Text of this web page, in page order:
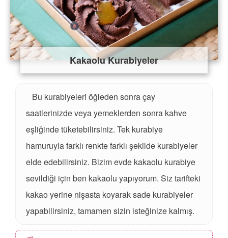
Kakaolu Kurabiyeler
Bu kurabiyeleri öğleden sonra çay
saatlerinizde veya yemeklerden sonra kahve
eşliğinde tüketebilirsiniz. Tek kurabiye
hamuruyla farklı renkte farklı şekilde kurabiyeler
elde edebilirsiniz. Bizim evde kakaolu kurabiye
sevildiği için ben kakaolu yapıyorum. Siz tarifteki
kakao yerine nişasta koyarak sade kurabiyeler
yapabilirsiniz, tamamen sizin isteğinize kalmış.